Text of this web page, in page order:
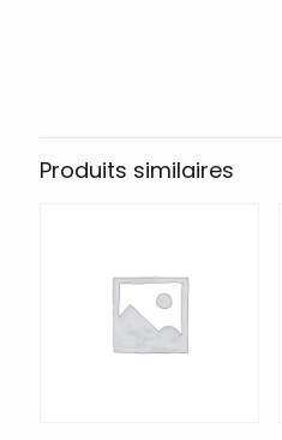
Produits similaires